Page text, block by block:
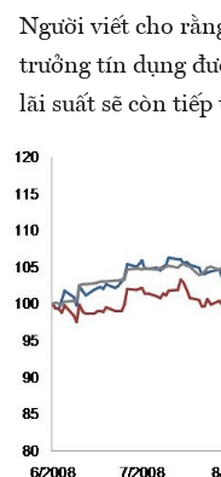
Người viết cho
trưởng tín dụng
lãi suất sẽ còn